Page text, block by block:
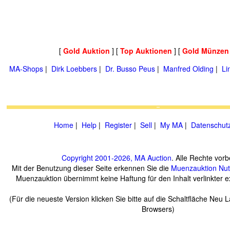
[ Gold Auktion ] [ Top Auktionen ] [ Gold
MA-Shops | Dirk Loebbers | Dr. Busso Peus | Manfred Olding |
Home | Help | Register | Sell | My MA |
Copyright 2001-2026, MA Auction. Alle Rechte
Mit der Benutzung dieser Seite erkennen Sie die Muenzauktion
Muenzauktion übernimmt keine Haftung für den Inhalt verlinkter
(Für die neueste Version klicken Sie bitte auf die Schaltfläche Neu
Browsers)